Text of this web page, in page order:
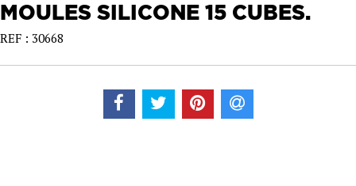
MOULES SILICONE 15 CUBES.
REF : 30668